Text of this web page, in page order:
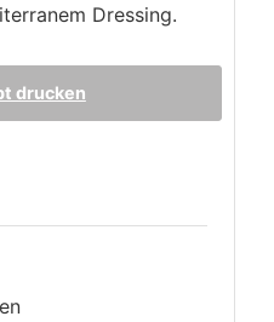
Dressing.
drucken